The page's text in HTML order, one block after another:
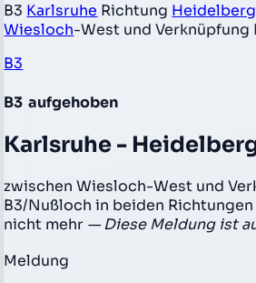
B3 Karlsruhe Richtung Heidelberg
Wiesloch-West und Verknüpfung
B3
B3 aufgehoben
Karlsruhe -
zwischen Wiesloch-West und
B3/Nußloch in beiden
nicht mehr — Diese Meldung ist
Meldung